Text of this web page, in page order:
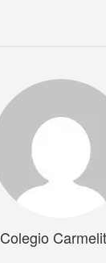
Colegio